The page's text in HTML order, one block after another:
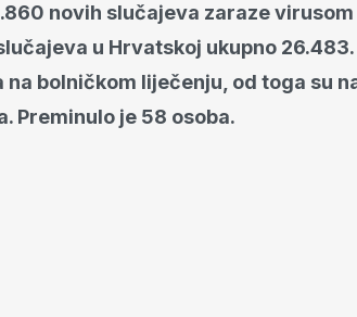
novih slučajeva zaraze virusom
u Hrvatskoj ukupno
bolničkom liječenju, od toga su
Preminulo je 58 osoba.